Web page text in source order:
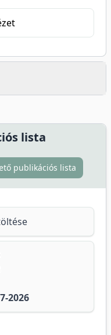
lista
publikációs lista
2026